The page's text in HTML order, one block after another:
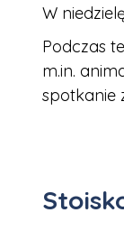
W
Podczas
m.in.
spotkanie